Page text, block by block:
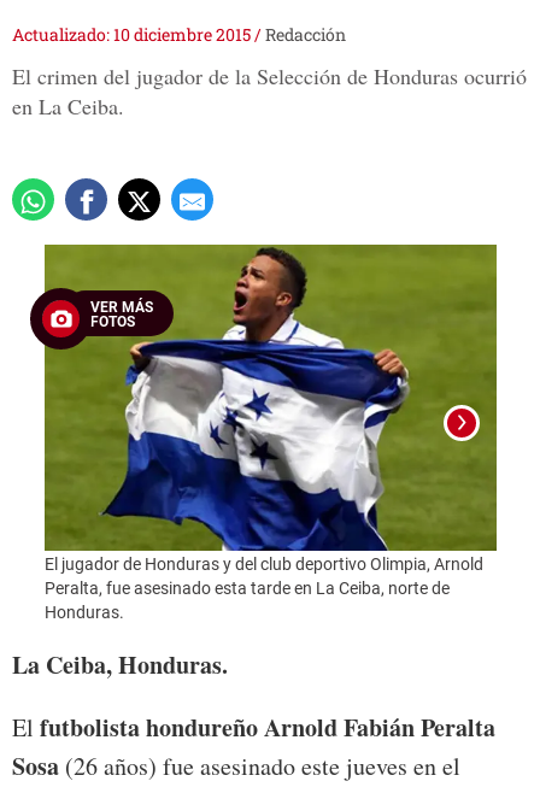
Actualizado: 10 diciembre 2015/Redacción
El crimen del jugador de la Selección de Honduras ocurrió
en La Ceiba.
VER MÁS
FOTOS
El jugador de Honduras y del club deportivo Olimpia, Arnold
Peralta, fue asesinado esta tarde en La Ceiba, norte de
Honduras.
La Ceiba, Honduras.
El futbolista hondureño Arnold Fabián Peralta
Sosa (26 años) fue asesinado este jueves en el